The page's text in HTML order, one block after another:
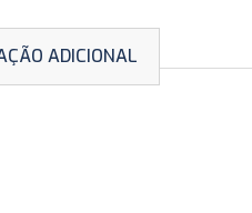
ADICIONAL